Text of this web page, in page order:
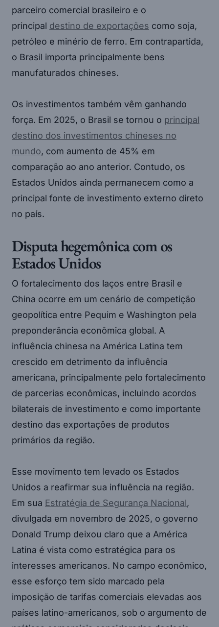
parceiro comercial brasileiro e o
principal destino de exportações como soja,
petróleo e minério de ferro. Em contrapartida,
o Brasil importa principalmente bens
manufaturados chineses.
Os investimentos também vêm ganhando
força. Em 2025, o Brasil se tornou o principal
destino dos investimentos chineses no
mundo, com aumento de 45% em
comparação ao ano anterior. Contudo, os
Estados Unidos ainda permanecem como a
principal fonte de investimento externo direto
no país.
Disputa hegemônica com os
Estados Unidos
O fortalecimento dos laços entre Brasil e
China ocorre em um cenário de competição
geopolítica entre Pequim e Washington pela
preponderância econômica global. A
influência chinesa na América Latina tem
crescido em detrimento da influência
americana, principalmente pelo fortalecimento
de parcerias econômicas, incluindo acordos
bilaterais de investimento e como importante
destino das exportações de produtos
primários da região.
Esse movimento tem levado os Estados
Unidos a reafirmar sua influência na região.
Em sua Estratégia de Segurança Nacional,
divulgada em novembro de 2025, o governo
Donald Trump deixou claro que a América
Latina é vista como estratégica para os
interesses americanos. No campo econômico,
esse esforço tem sido marcado pela
imposição de tarifas comerciais elevadas aos
países latino-americanos, sob o argumento de